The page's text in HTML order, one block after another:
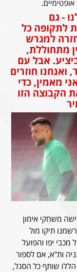
- גם
לתקופה כל
למגרש
מתחוללת,
אבל עם
ואנחנו חוזרים
מאמין, כדי
הקבוצה הזו
משחקי אימון
תיקו מול
יפו והפועל
ות"א, אם לספור
שותף כל הסגל,